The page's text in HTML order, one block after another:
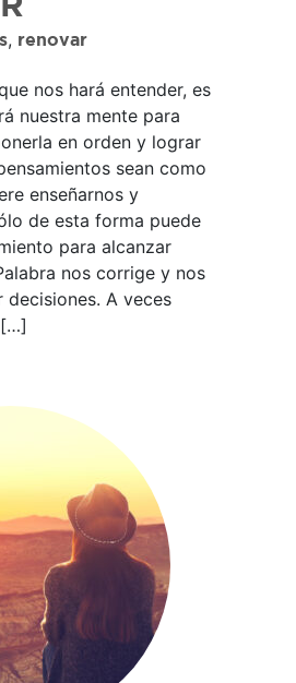
, renovar
nos hará entender, es
nuestra mente para
en orden y lograr
sean como
enseñarnos y
de esta forma puede
para alcanzar
nos corrige y nos
decisiones. A veces